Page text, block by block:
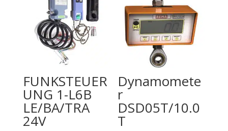
FUNKSTEUER
UNG 1-L6B
LE/BA/TRA
24V
Dynamomete
r
DSD05T/10.0
T